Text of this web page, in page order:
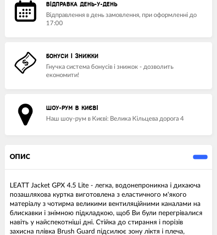
ВІДПРАВКА ДЕНЬ-У-ДЕНЬ
Відправлення в день замовлення, при оформленні до
17:00
БОНУСИ І ЗНИЖКИ
Гнучка система бонусів і знижок - дозволить
економити!
ШОУ-РУМ В КИЄВІ
Наш шоу-рум в Києві: Велика Кільцева дорога 4
ОПИС
LEATT Jacket GPX 4.5 Lite - легка, водонепроникна і дихаюча
позашляхова куртка виготовлена з еластичного м'якого
матеріалу з чотирма великими вентиляційними каналами на
блискавки і знімною підкладкою, щоб Ви були перегрівалися
навіть у найспекотніші дні. Стійка до стирання і порізів
захисна плівка Brush Guard підсилює зону ліктя і плеча,